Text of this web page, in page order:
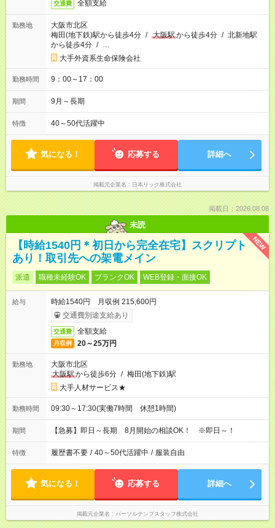
交通費 全額支給
勤務地
大阪市北区
梅田(地下鉄)駅から徒歩4分 / 大阪駅から徒歩4分 / 北新地駅
から徒歩4分 / …
大手外資系生命保険会社
勤務時間 9：00～17：00
期間 9月～長期
特徴 40～50代活躍中
気になる！ 応募する 詳細へ
掲載元企業名 日本リック株式会社
掲載日：2026.08.08
未読
NEW
【時給1540円＊初日から完全在宅】スクリプト
あり！取引先への架電メイン
派遣 職種未経験OK ブランクOK WEB登録・面接OK
給与
時給1540円 月収例 215,600円
交通費別途支給あり
交通費 全額支給
月収例 20～25万円
勤務地
大阪市北区
大阪駅から徒歩6分 / 梅田(地下鉄)駅
大手人材サービス★
勤務時間 09:30～17:30(実働7時間 休憩1時間)
期間 【急募】即日～長期 8月開始の相談OK！ ※即日～！
特徴 履歴書不要 / 40～50代活躍中 / 服装自由
気になる！ 応募する 詳細へ
掲載元企業名 パーソルテンプスタッフ株式会社